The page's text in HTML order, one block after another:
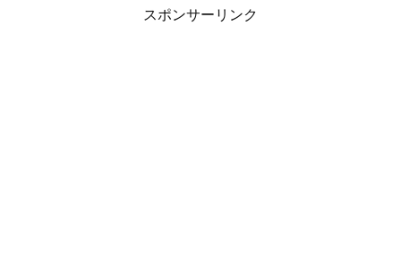
スポンサーリンク